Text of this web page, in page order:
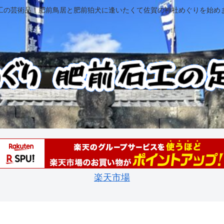
の芸術品！肥前鳥居と肥前狛犬に逢いたくて佐賀の神社めぐりを始め
楽天市場